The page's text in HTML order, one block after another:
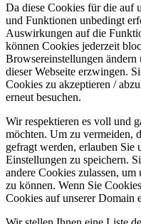
Da diese Cookies für die auf
und Funktionen unbedingt
Auswirkungen auf die
können Cookies jederzeit
Browsereinstellungen
dieser Webseite erzwingen.
Cookies zu akzeptieren /
erneut besuchen.
Wir respektieren es voll und
möchten. Um zu vermeiden,
gefragt werden, erlauben
Einstellungen zu speichern.
andere Cookies zulassen,
zu können. Wenn Sie
Cookies auf unserer Domain